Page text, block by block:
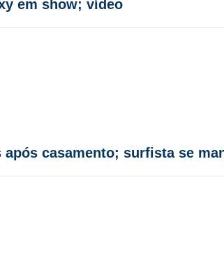
em show; vídeo
casamento; surfista se